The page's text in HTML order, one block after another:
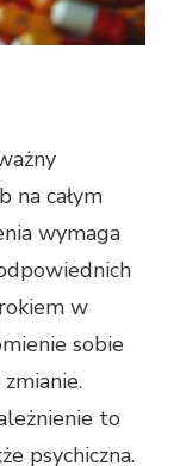
na całym
wymaga
w
sobie
to
psychiczna.